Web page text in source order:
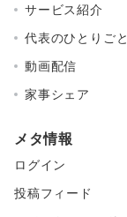
サービス紹介
代表のひとりごと
動画配信
家事シェア
メタ情報
ログイン
投稿フィード